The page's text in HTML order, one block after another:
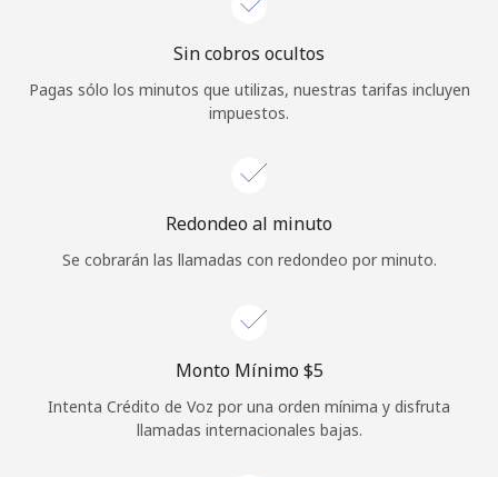
¿Olvidaste tu contraseña? →
Iniciar Sesión
Sin cobros ocultos
Pagas sólo los minutos que utilizas, nuestras tarifas incluyen
impuestos.
Redondeo al minuto
Se cobrarán las llamadas con redondeo por minuto.
Monto Mínimo ⁦$5⁩
Intenta Crédito de Voz por una orden mínima y disfruta
llamadas internacionales bajas.